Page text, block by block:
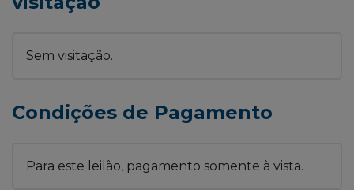
Sem visitação.
Condições de Pagamento
Para este leilão, pagamento somente à vista.